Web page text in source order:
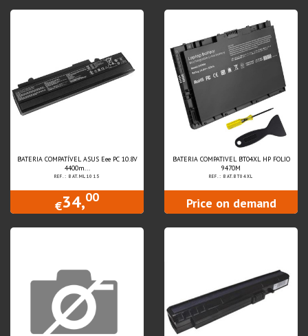
BATERIA COMPATÍVEL ASUS Eee PC 10.8V
4400m...
REF.: BAT.ML1015
€34,00
BATERIA COMPATIVEL BT04XL HP FOLIO
9470M
REF.: BAT.BT04XL
Price on demand